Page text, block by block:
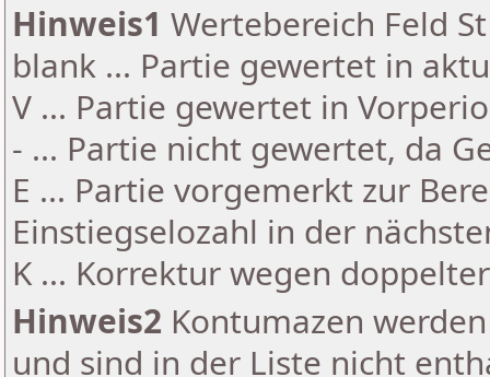
Hinweis1 Wertebereich Feld
blank ... Partie gewertet in
V ... Partie gewertet in
- ... Partie nicht gewertet, da
E ... Partie vorgemerkt zur
Einstiegselozahl in der
K ... Korrektur wegen
Hinweis2 Kontumazen
und sind in der Liste nicht